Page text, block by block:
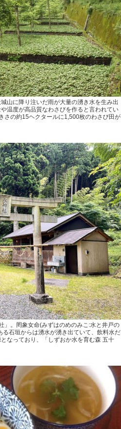
山に降り注いだ雨が大量の湧き水を生み出
温度が高品質なわさびを作ると言われてい
さの約15ヘクタールに1,500枚のわさび田が
」。罔象女命(みずはのめのみこ:水と井戸の
石垣からは湧水が湧き出ていて、飲料水だ
なっており、「しずおか水を育む森 五十